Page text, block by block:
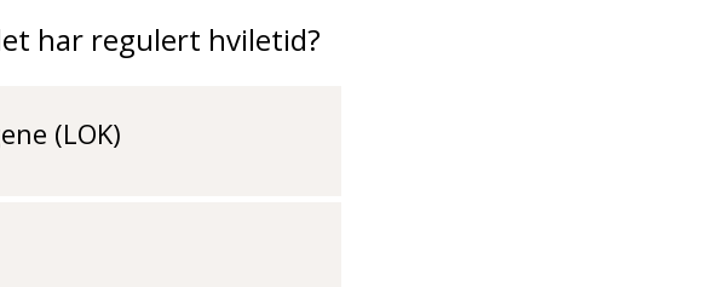
har regulert hviletid?
(LOK)